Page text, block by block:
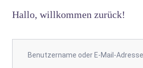
Hallo, willkommen zurück!